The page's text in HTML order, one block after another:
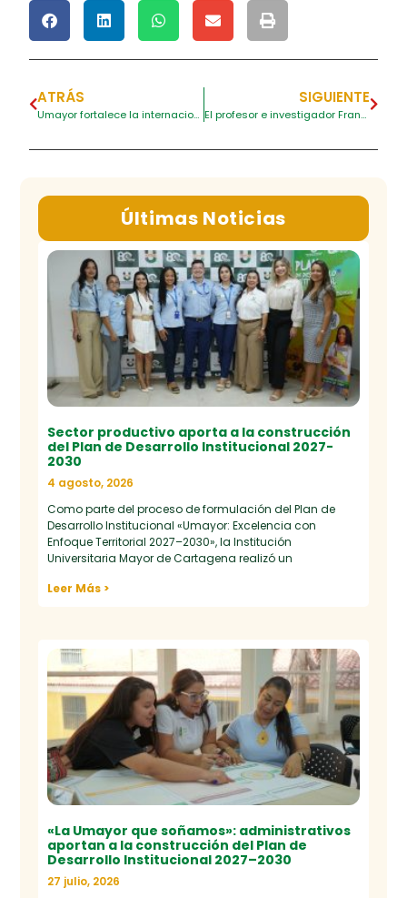
ATRÁS
Umayor fortalece la internacionalización con misión a Francia
SIGUIENTE
El profesor e investigador Francisco Arias realizará pasantía internacional en México
Últimas Noticias
Sector productivo aporta a la construcción
del Plan de Desarrollo Institucional 2027-
2030
4 agosto, 2026
Como parte del proceso de formulación del Plan de
Desarrollo Institucional «Umayor: Excelencia con
Enfoque Territorial 2027–2030», la Institución
Universitaria Mayor de Cartagena realizó un
Leer Más >
«La Umayor que soñamos»: administrativos
aportan a la construcción del Plan de
Desarrollo Institucional 2027–2030
27 julio, 2026